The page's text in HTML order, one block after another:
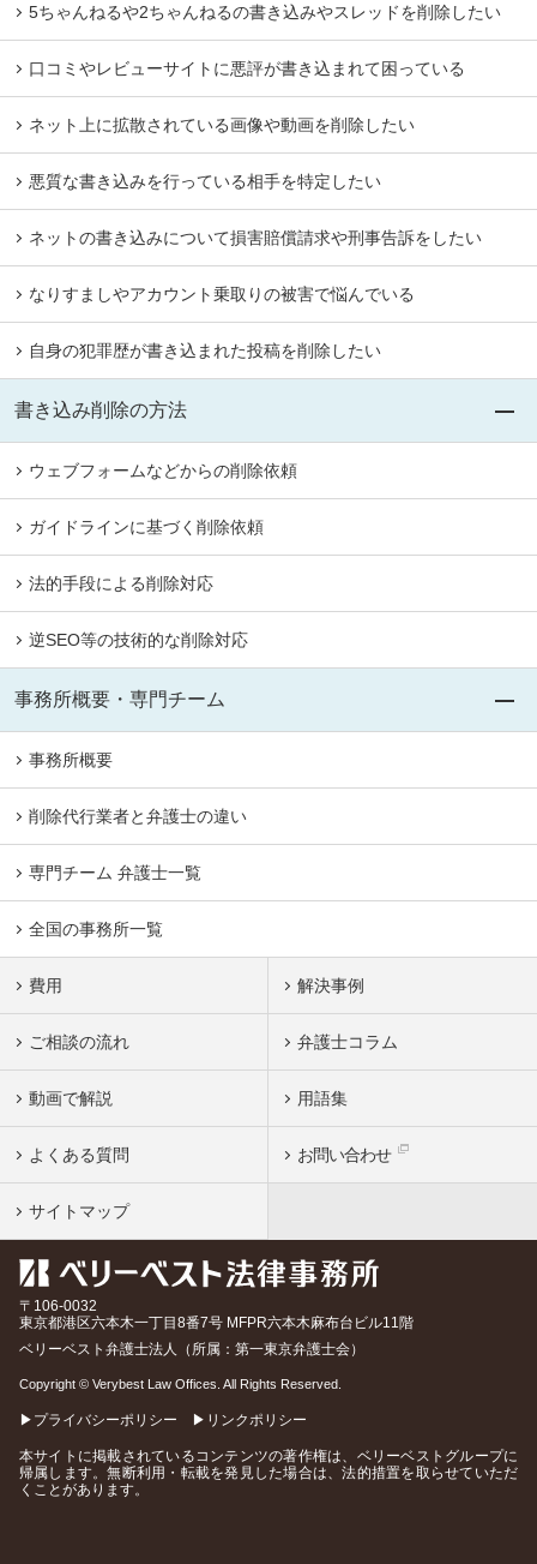
5ちゃんねるや2ちゃんねるの書き込みやスレッドを削除したい
口コミやレビューサイトに悪評が書き込まれて困っている
ネット上に拡散されている画像や動画を削除したい
悪質な書き込みを行っている相手を特定したい
ネットの書き込みについて損害賠償請求や刑事告訴をしたい
なりすましやアカウント乗取りの被害で悩んでいる
自身の犯罪歴が書き込まれた投稿を削除したい
書き込み削除の方法
ウェブフォームなどからの削除依頼
ガイドラインに基づく削除依頼
法的手段による削除対応
逆SEO等の技術的な削除対応
事務所概要・専門チーム
事務所概要
削除代行業者と弁護士の違い
専門チーム 弁護士一覧
全国の事務所一覧
費用 解決事例
ご相談の流れ 弁護士コラム
動画で解説 用語集
よくある質問 お問い合わせ
サイトマップ
〒106-0032
東京都港区六本木一丁目8番7号 MFPR六本木麻布台ビル11階
ベリーベスト弁護士法人（所属：第一東京弁護士会）
Copyright © Verybest Law Offices. All Rights Reserved.
▶プライバシーポリシー ▶リンクポリシー
本サイトに掲載されているコンテンツの著作権は、ベリーベストグループに
帰属します。無断利用・転載を発見した場合は、法的措置を取らせていただ
くことがあります。